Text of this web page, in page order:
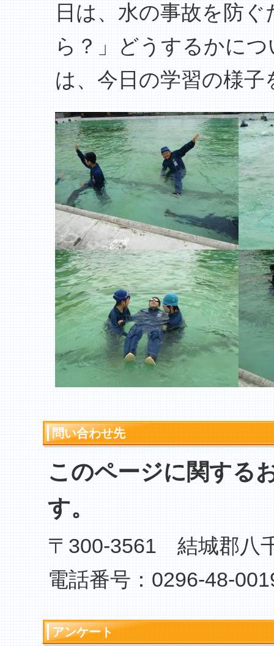
日は、水の事故を防
ら？」どうするかに
は、今日の学習の様
問い合わせ先
このページに関する
す。
〒300-3561 結城郡八
電話番号：0296-48-
アンケート